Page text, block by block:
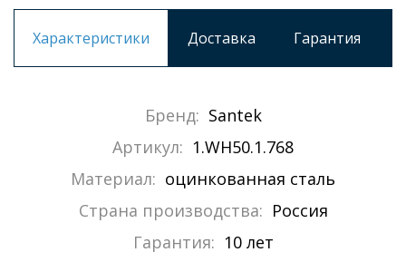
Характеристики Доставка Гарантия
Бренд: Santek
Артикул: 1.WH50.1.768
Материал: оцинкованная сталь
Страна производства: Россия
Гарантия: 10 лет